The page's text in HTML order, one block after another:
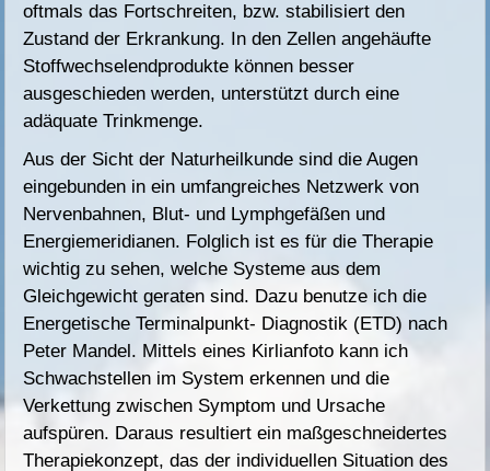
oftmals das Fortschreiten, bzw. stabilisiert den
Zustand der Erkrankung. In den Zellen angehäufte
Stoffwechselendprodukte können besser
ausgeschieden werden, unterstützt durch eine
adäquate Trinkmenge.
Aus der Sicht der Naturheilkunde sind die Augen
eingebunden in ein umfangreiches Netzwerk von
Nervenbahnen, Blut- und Lymphgefäßen und
Energiemeridianen. Folglich ist es für die Therapie
wichtig zu sehen, welche Systeme aus dem
Gleichgewicht geraten sind. Dazu benutze ich die
Energetische Terminalpunkt- Diagnostik (ETD) nach
Peter Mandel. Mittels eines Kirlianfoto kann ich
Schwachstellen im System erkennen und die
Verkettung zwischen Symptom und Ursache
aufspüren. Daraus resultiert ein maßgeschneidertes
Therapiekonzept, das der individuellen Situation des